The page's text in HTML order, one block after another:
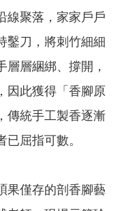
線聚落，家家戶戶
鑿刀，將刺竹細細
層綑綁、撐開，
因此獲得「香腳原
傳統手工製香逐漸
屈指可數。
果僅存的剖香腳藝